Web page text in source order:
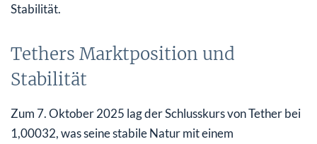
Stabilität.
Tethers Marktposition und
Stabilität
Zum 7. Oktober 2025 lag der Schlusskurs von Tether bei
1,00032, was seine stabile Natur mit einem